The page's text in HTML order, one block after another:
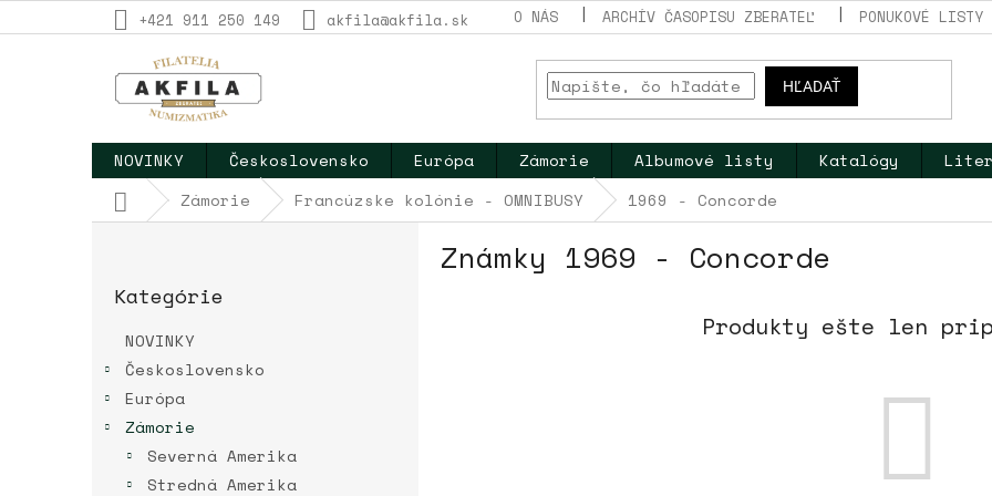
na
+421 911 250 149 akfila@akfila.sk O NÁS ARCHÍV ČASOPISU ZBERATEĽ PONUKOVÉ LISTY
HĽADAŤ
NOVINKY Československo Európa Zámorie Albumové listy Katalógy
DomovZámorie Francúzske kolónie - OMNIBUSY 1969 - Concorde
B
kategórie
Kategórie
NOVINKY
Československo
Európa
Zámorie
Severná Amerika
Stredná Amerika
Známky 1969 - Concorde
Produkty ešte len